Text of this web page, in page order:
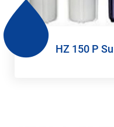
HZ 150 P